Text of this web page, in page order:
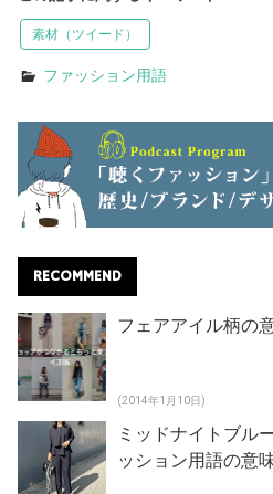
素材（ツイード）
ファッション用語
RECOMMEND
フェアアイル柄の
(2014年1月10日)
ミッドナイトブル
ッション用語の意